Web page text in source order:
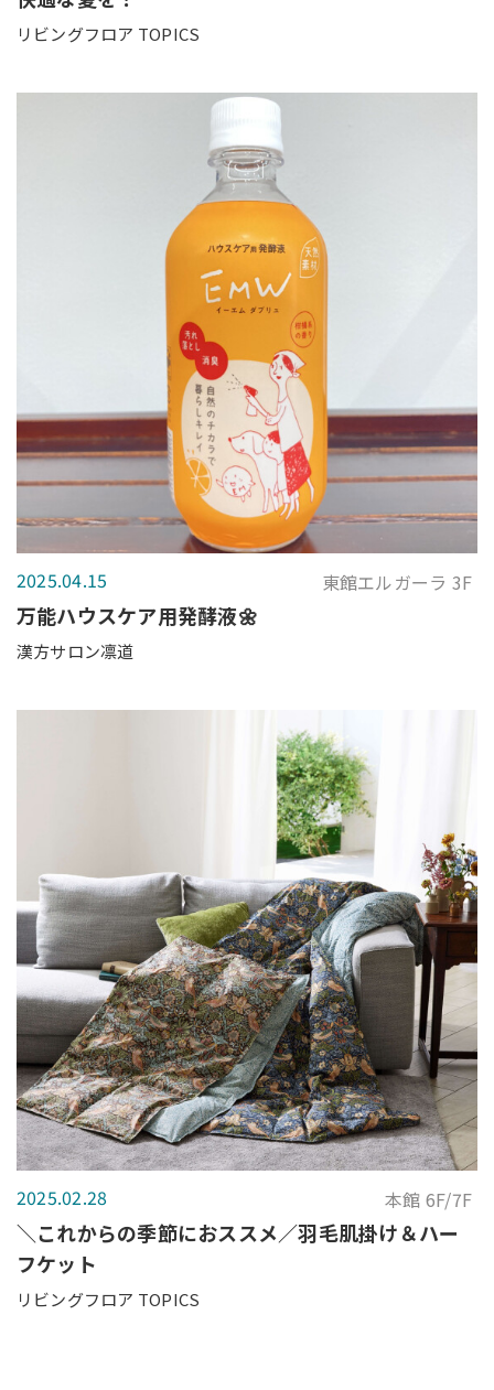
リビングフロア TOPICS
2025.04.15 東館エルガーラ 3F
万能ハウスケア用発酵液🌼
漢方サロン凛道
2025.02.28 本館 6F/7F
＼これからの季節におススメ／羽毛肌掛け＆ハー
フケット
リビングフロア TOPICS